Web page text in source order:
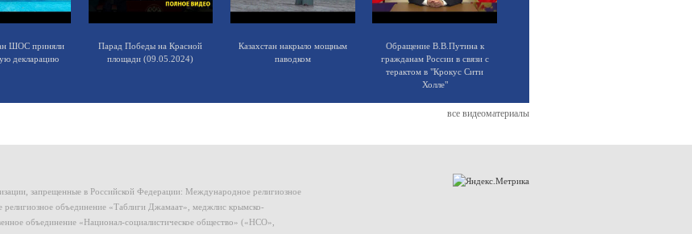
ШОС приняли
декларацию
Парад Победы на Красной
площади (09.05.2024)
Казахстан накрыло мощным
паводком
Обращение В.В.Путина к
гражданам России в связи с
терактом в "Крокус Сити
Холле"
все видеоматериалы
запрещенные в Российской Федерации: Международное религиозное
объединение «Таблиги Джамаат», меджлис крымско-
объединение «Национал-социалистическое общество» («НСО»,